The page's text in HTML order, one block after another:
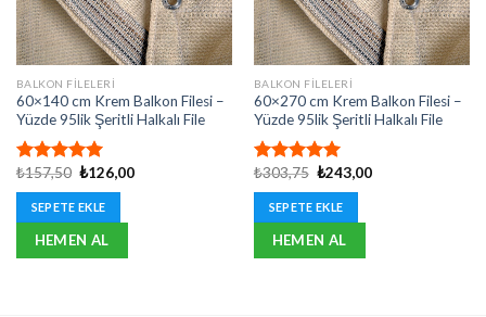
BALKON FILELERI
60×140 cm Krem Balkon Filesi –
Yüzde 95lik Şeritli Halkalı File
5 üzerinden
5.00oy
aldı
₺157,50 Orijinal
₺157,50.
₺126,00Şu
SEPETE EKLE
HEMEN AL
BALKON FILELERI
60×270 cm Krem Balkon Filesi –
Yüzde 95lik Şeritli Halkalı File
5 üzerinden
5.00oy
aldı
₺303,75 Orijinal
₺303,75.
₺243,00Şu
SEPETE EKLE
HEMEN AL